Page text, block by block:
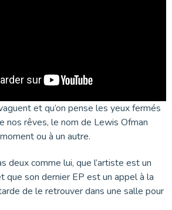
et qu’on pense les yeux fermés
nos rêves, le nom de Lewis Ofman
ou à un autre.
deux comme lui, que l’artiste est un
que son dernier EP est un appel à la
de le retrouver dans une salle pour